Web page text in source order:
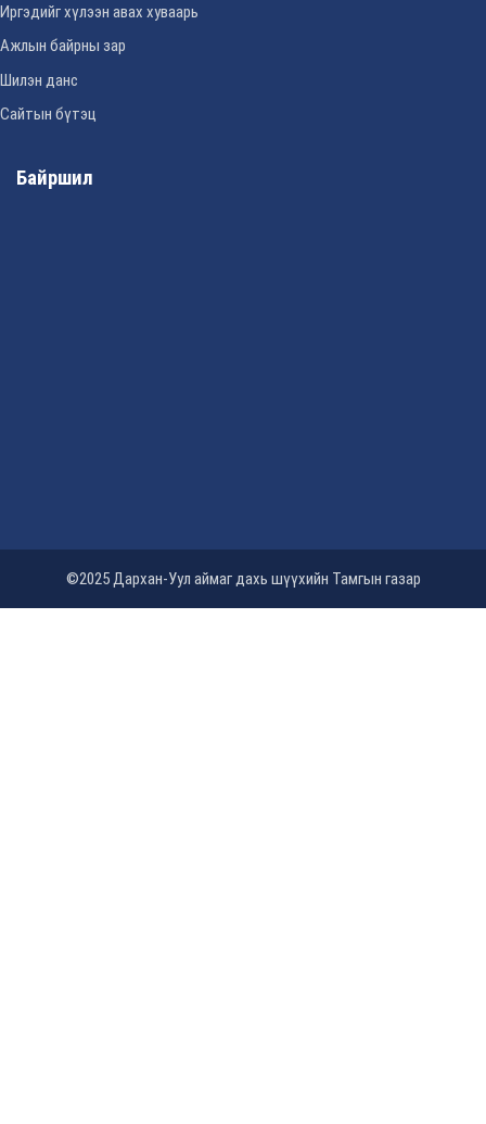
Иргэдийг хүлээн авах хуваарь
Ажлын байрны зар
Шилэн данс
Сайтын бүтэц
Байршил
©2025 Дархан-Уул аймаг дахь шүүхийн Тамгын газар